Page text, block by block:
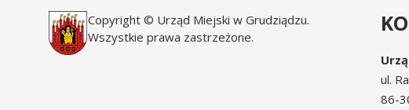
Copyright © Urząd Miejski w Grudziądzu.
Wszystkie prawa zastrzeżone.
ul.
86-